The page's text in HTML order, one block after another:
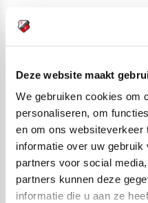
Deze website maakt
We gebruiken cookies om
personaliseren, om
en om ons websiteverkeer
informatie over uw
partners voor social
partners kunnen deze
informatie die u aan ze